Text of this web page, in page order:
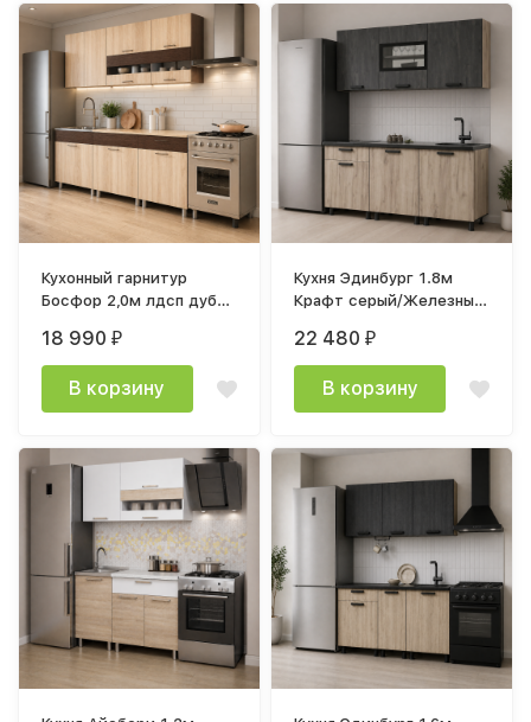
Кухонный гарнитур
Босфор 2,0м лдсп дуб
18 990₽
В корзину
Кухня Эдинбург 1.8м
Крафт серый/Железный
22 480₽
В корзину